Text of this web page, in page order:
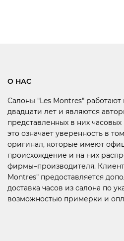
О НАС
Салоны "Les Montres"
двадцати лет и являются
представленных в них
это означает уверенность в
оригинал, которые имеют
происхождение и на них
фирмы–производителя.
Montres" предоставляется
доставка часов из салона по
возможностью примерки и